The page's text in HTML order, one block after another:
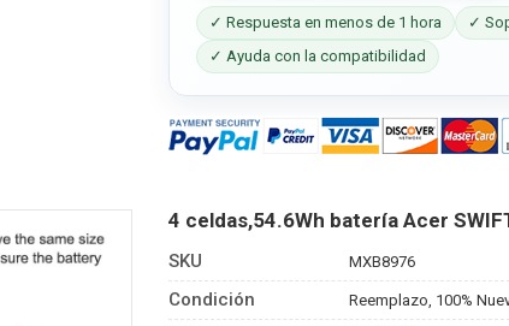
✓ Respuesta en menos de 1 hora
✓
✓ Ayuda con la compatibilidad
4 celdas,54.6Wh batería Acer
SKU MXB8976
Condición Reemplazo, 100%